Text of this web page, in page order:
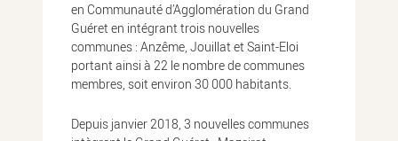
en Communauté d’Agglomération du Grand
Guéret en intégrant trois nouvelles
communes : Anzême, Jouillat et Saint-Eloi
portant ainsi à 22 le nombre de communes
membres, soit environ 30 000 habitants.
Depuis janvier 2018, 3 nouvelles communes